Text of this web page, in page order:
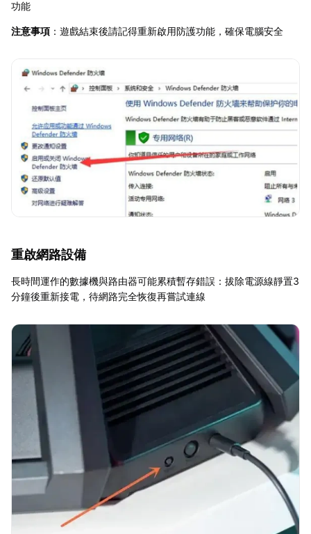
功能
注意事項 ：遊戲結束後請記得重新啟用防護功能，確保電腦安全
重啟網路設備
長時間運作的數據機與路由器可能累積暫存錯誤：拔除電源線靜置3
分鐘後重新接電，待網路完全恢復再嘗試連線